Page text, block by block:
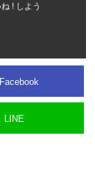
! しよう
Facebook
LINE